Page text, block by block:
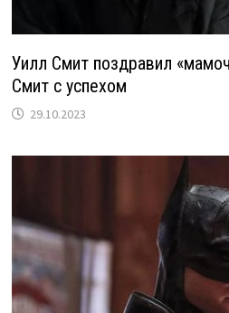
Уилл Смит поздравил
Смит с успехом
29.10.2023